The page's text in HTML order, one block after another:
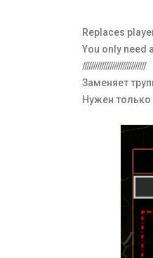
Replaces
You only need
//////////////////////////////
Заменяет
Нужен только